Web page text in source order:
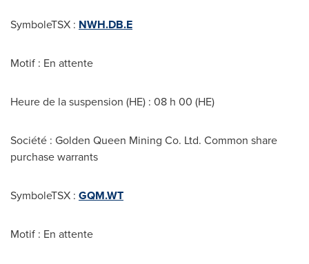
SymboleTSX : NWH.DB.E
Motif : En attente
Heure de la suspension (HE) : 08 h 00 (HE)
Société : Golden Queen Mining Co. Ltd. Common share
purchase warrants
SymboleTSX : GQM.WT
Motif : En attente